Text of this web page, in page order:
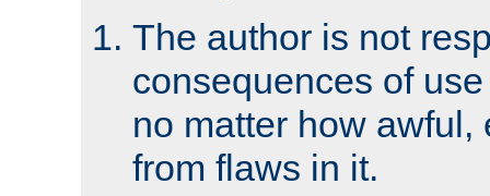
The author is not
consequences of
no matter how awful,
from flaws in it.